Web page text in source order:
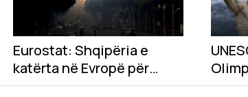
Eurostat: Shqipëria e
katërta në Evropë për
vdekjet e parakohshme